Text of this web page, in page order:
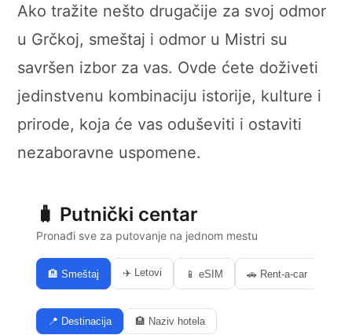
Ako tražite nešto drugačije za svoj odmor
u Grčkoj, smeštaj i odmor u Mistri su
savršen izbor za vas. Ovde ćete doživeti
jedinstvenu kombinaciju istorije, kulture i
prirode, koja će vas oduševiti i ostaviti
nezaboravne uspomene.